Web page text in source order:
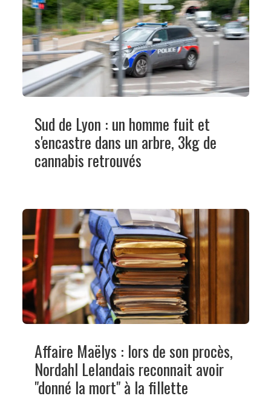
Sud de Lyon : un homme fuit et
s'encastre dans un arbre, 3kg de
cannabis retrouvés
Affaire Maëlys : lors de son procès,
Nordahl Lelandais reconnait avoir
"donné la mort" à la fillette